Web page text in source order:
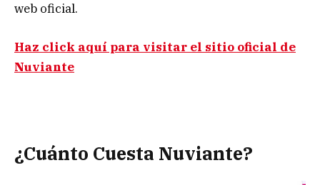
web oficial.
Haz click aquí para visitar el sitio oficial de
Nuviante
¿Cuánto Cuesta Nuviante?